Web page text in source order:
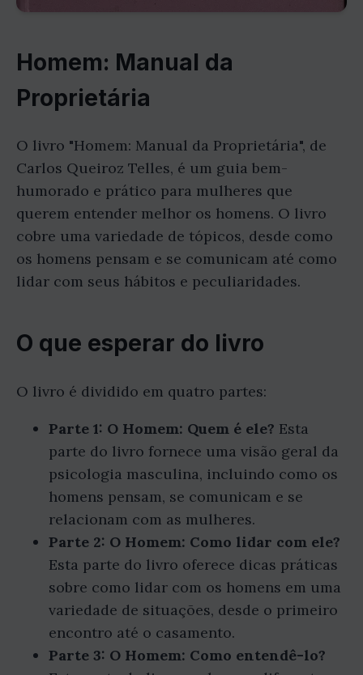
Homem: Manual da
Proprietária
O livro "Homem: Manual da Proprietária", de
Carlos Queiroz Telles, é um guia bem-
humorado e prático para mulheres que
querem entender melhor os homens. O livro
cobre uma variedade de tópicos, desde como
os homens pensam e se comunicam até como
lidar com seus hábitos e peculiaridades.
O que esperar do livro
O livro é dividido em quatro partes:
Parte 1: O Homem: Quem é ele? Esta
parte do livro fornece uma visão geral da
psicologia masculina, incluindo como os
homens pensam, se comunicam e se
relacionam com as mulheres.
Parte 2: O Homem: Como lidar com ele?
Esta parte do livro oferece dicas práticas
sobre como lidar com os homens em uma
variedade de situações, desde o primeiro
encontro até o casamento.
Parte 3: O Homem: Como entendê-lo?